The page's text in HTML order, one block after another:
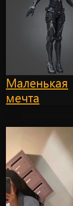
Маленькая
мечта